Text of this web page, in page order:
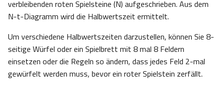
verbleibenden roten Spielsteine (N) aufgeschrieben. Aus dem
N-t-Diagramm wird die Halbwertszeit ermittelt.
Um verschiedene Halbwertszeiten darzustellen, können Sie 8-
seitige Würfel oder ein Spielbrett mit 8 mal 8 Feldern
einsetzen oder die Regeln so ändern, dass jedes Feld 2-mal
gewürfelt werden muss, bevor ein roter Spielstein zerfällt.